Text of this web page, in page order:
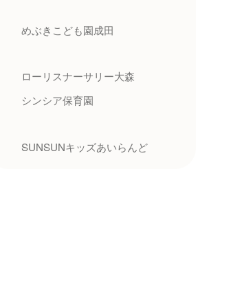
めぶきこども園成田
ローリスナーサリー大森
シンシア保育園
SUNSUNキッズあいらんど